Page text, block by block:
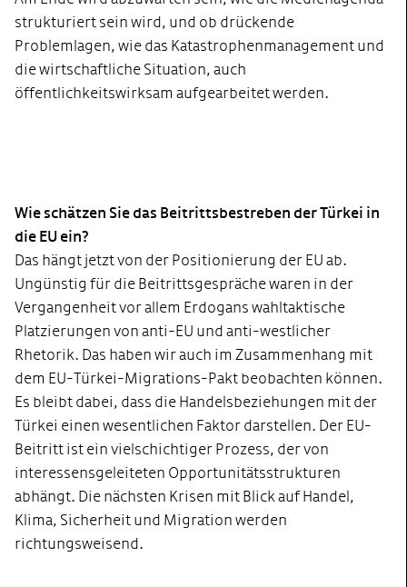
strukturiert sein wird, und ob drückende
Problemlagen, wie das Katastrophenmanagement und
die wirtschaftliche Situation, auch
öffentlichkeitswirksam aufgearbeitet werden.
Wie schätzen Sie das Beitrittsbestreben der Türkei in
die EU ein?
Das hängt jetzt von der Positionierung der EU ab.
Ungünstig für die Beitrittsgespräche waren in der
Vergangenheit vor allem Erdogans wahltaktische
Platzierungen von anti-EU und anti-westlicher
Rhetorik. Das haben wir auch im Zusammenhang mit
dem EU-Türkei-Migrations-Pakt beobachten können.
Es bleibt dabei, dass die Handelsbeziehungen mit der
Türkei einen wesentlichen Faktor darstellen. Der EU-
Beitritt ist ein vielschichtiger Prozess, der von
interessensgeleiteten Opportunitätsstrukturen
abhängt. Die nächsten Krisen mit Blick auf Handel,
Klima, Sicherheit und Migration werden
richtungsweisend.